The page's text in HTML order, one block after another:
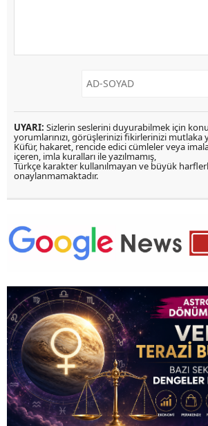
UYARI: Sizlerin seslerini duyurabilmek için
yorumlarınızı, görüşlerinizi fikirlerinizi mutlaka
Küfür, hakaret, rencide edici cümleler veya
içeren, imla kuralları ile yazılmamış,
Türkçe karakter kullanılmayan ve büyük
onaylanmamaktadır.